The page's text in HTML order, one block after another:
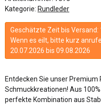
Kategorie: Rundleder
Geschätzte Zeit bis Versand:
Wenn es eilt, bitte kurz
20.07.2026 bis 09.08.2026
Entdecken Sie unser Premium
Schmuckkreationen! Aus
perfekte Kombination aus